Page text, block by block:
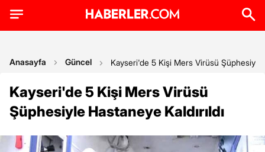
Anasayfa Güncel Kayseri'de 5 Kişi Mers Virüsü Şüphesiyle
Kayseri'de 5 Kişi Mers Virüsü
Şüphesiyle Hastaneye Kaldırıldı